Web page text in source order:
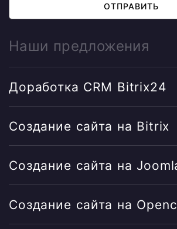
ОТПРАВИТЬ
Наши предложения
Доработка CRM Bitrix24
Создание сайта на Bitrix
Создание сайта на
Создание сайта на